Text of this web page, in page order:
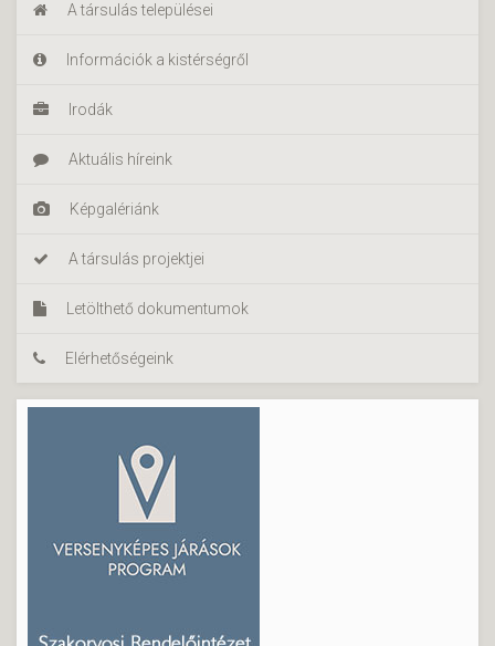
A társulás települései
Információk a kistérségről
Irodák
Aktuális híreink
Képgalériánk
A társulás projektjei
Letölthető dokumentumok
Elérhetőségeink